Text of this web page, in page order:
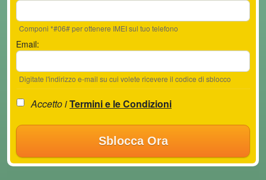
Componi *#06# per ottenere IMEI sul tuo telefono
Email:
Digitate l'indirizzo e-mail su cui volete ricevere il codice di sblocco
Accetto iTermini e le Condizioni
Sblocca Ora